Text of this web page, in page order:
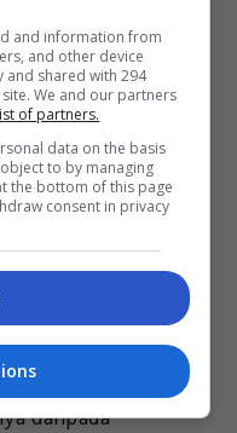
Coway Malaysia,
selebriti paling
sebagai
sekali gus
Coway di
nama di pentas
ramai
dengan semangat
ini akan dipenuhi
daripada
and information from
and other device
and shared with 294
We and our partners
of partners.
data on the basis
to by managing
the bottom of this page
consent in privacy